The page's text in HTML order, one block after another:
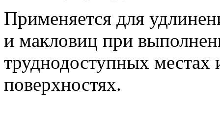
Применяется для
и макловиц при
труднодоступных
поверхностях.